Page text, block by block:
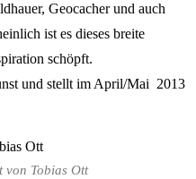
Geocacher und auch
ist es dieses breite
schöpft.
und stellt im April/Mai 2013
von Tobias Ott